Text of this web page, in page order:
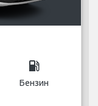
local_gas_station
Бензин